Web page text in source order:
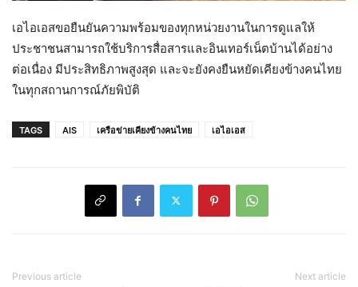
เอไอเอสขอยืนยันความพร้อมของทุกหน่วยงานในการดูแลให้
ประชาชนสามารถใช้บริการสื่อสารและอินเทอร์เน็ตบ้านได้อย่าง
ต่อเนื่อง มีประสิทธิภาพสูงสุด และจะยังคงยืนหยัดเคียงข้างคนไทย
ในทุกสถานการณ์ภัยพิบัติ
TAGS AIS เครือข่ายเคียงข้างคนไทย เอไอเอส
Previous article Next article